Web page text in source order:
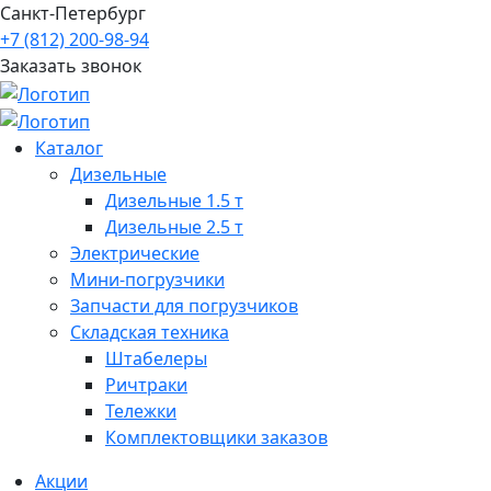
Санкт-Петербург
+7 (812) 200-98-94
Заказать звонок
Каталог
Дизельные
Дизельные 1.5 т
Дизельные 2.5 т
Электрические
Мини-погрузчики
Запчасти для погрузчиков
Складская техника
Штабелеры
Ричтраки
Тележки
Комплектовщики заказов
Акции